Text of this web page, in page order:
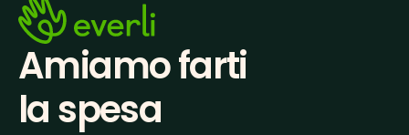
Amiamo farti
la spesa